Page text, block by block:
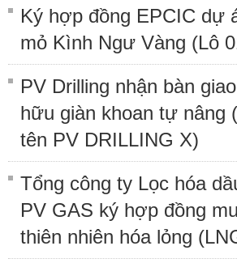
Ký hợp đồng EPCIC dự
mỏ Kình Ngư Vàng (Lô
PV Drilling nhận bàn
hữu giàn khoan tự nâng
tên PV DRILLING X)
Tổng công ty Lọc hóa
PV GAS ký hợp đồng
thiên nhiên hóa lỏng